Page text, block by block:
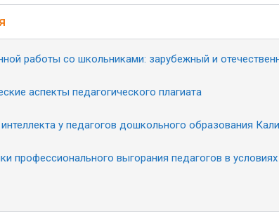
работы со школьниками: зарубежный и
аспекты педагогического плагиата
у педагогов дошкольного образования
профессионального выгорания педагогов в